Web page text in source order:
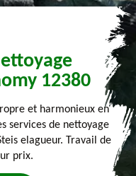
12380
et harmonieux en
services de nettoyage
elagueur. Travail de
prix.